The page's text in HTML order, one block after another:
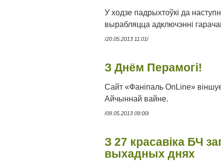
У ходзе падрыхтоўкі да
вырабляцца адключэнні
/20.05.2013 11:01/
З Днём Перамогі!
Сайт «Фаніпаль OnLine»
Айчыннай вайне.
/09.05.2013 09:00/
З 27 красавіка БЧ
выхадных днях